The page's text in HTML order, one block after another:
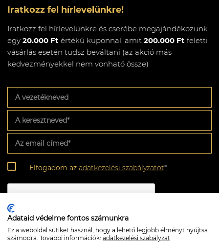
Iratkozz fel hírlevelünkre!
Iratkozz fel hírlevelünkre és cserébe megajándékozunk
egy 20.000 Ft értékű kuponnal, amit 200.000 Ft feletti
vásárlás esetén tudsz beváltani (az akció más
kedvezményekkel nem vonható össze)
vezetékneved
keresztneved*
email
címed*
Adatkezelési
szabályzat*
Elfogadom az adatkezelési szabályzatot*
CAPTCHA
Feliratkozom
Adataid védelme fontos számunkra
Ez a weboldal sütiket használ, hogy a lehető legjobb élményt nyújtsa
számodra. További információk: adatkezelési szabályzat